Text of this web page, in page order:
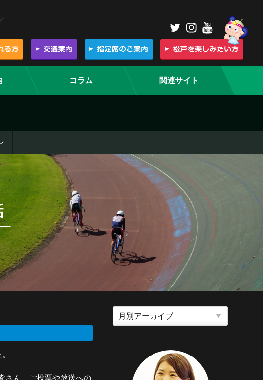
コラム 関連サイト
さん、ご投票や放送への